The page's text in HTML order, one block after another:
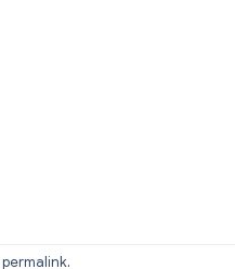
permalink.